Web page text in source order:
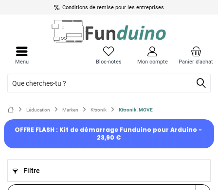
Conditions de remise pour les entreprises
Panier d'achat
Bloc-notes Mon compte
Menu
L'éducation Marken Kitronik Kitronik :MOVE
OFFRE FLASH : Kit de démarrage Funduino pour Arduino -
23,90 €
Filtre